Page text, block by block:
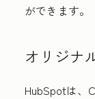
ができます。
オリジナ
HubSpotは、